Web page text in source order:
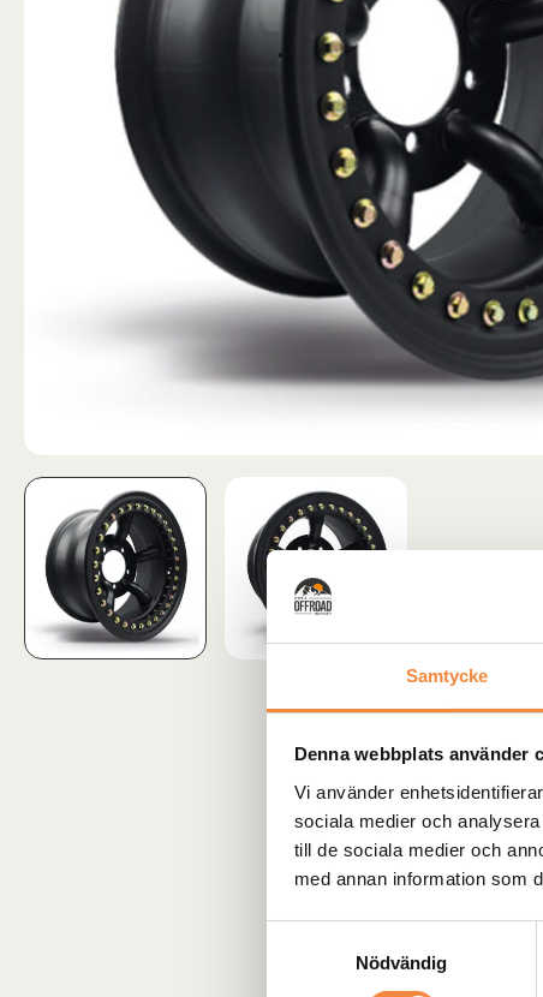
Samtycke
Denna webbplats använder
Vi använder
sociala medier och
till de sociala medier och
med annan information som
Nödvändig